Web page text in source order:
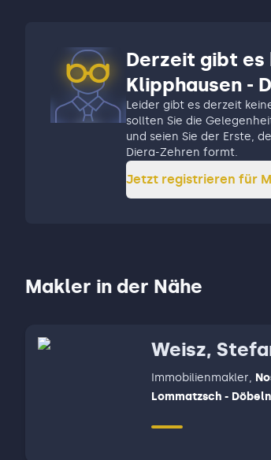
Derzeit gibt es
Klipphausen -
Leider gibt es derzeit
sollten Sie die
und seien Sie der Erste,
Diera-Zehren formt.
Jetzt registrieren für
Makler in der Nähe
Weisz,
Immobilienmakler,
Lommatzsch -